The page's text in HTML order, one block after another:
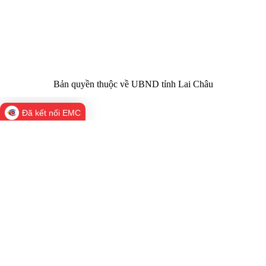
Bản quyền thuộc về UBND tỉnh Lai Châu
Đã kết nối EMC